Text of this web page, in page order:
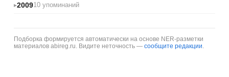
200910 упоминаний
Подборка формируется автоматически на основе NER-разметки
материалов abireg.ru. Видите неточность — сообщите редакции